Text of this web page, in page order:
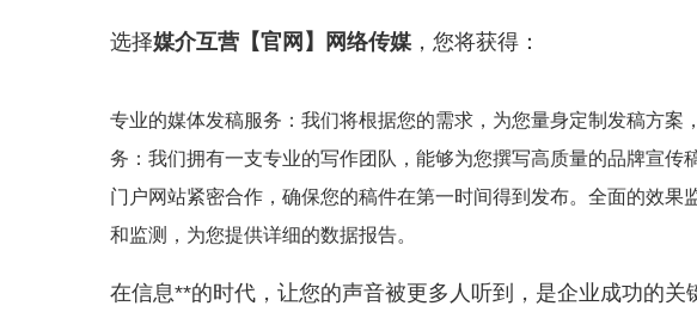
选择媒介互营【官网】网络传媒，您将获得：
专业的媒体发稿服务：我们将根据您的需求，为您量身定制发稿方案
务：我们拥有一支专业的写作团队，能够为您撰写高质量的品牌宣传
门户网站紧密合作，确保您的稿件在第一时间得到发布。全面的效果
和监测，为您提供详细的数据报告。
在信息**的时代，让您的声音被更多人听到，是企业成功的关